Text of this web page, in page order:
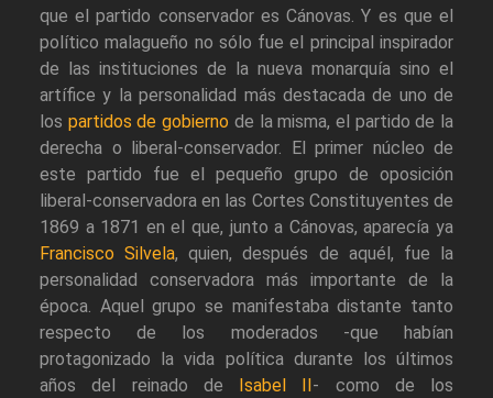
que el partido conservador es Cánovas. Y es que el
político malagueño no sólo fue el principal inspirador
de las instituciones de la nueva monarquía sino el
artífice y la personalidad más destacada de uno de
los partidos de gobierno de la misma, el partido de la
derecha o liberal-conservador. El primer núcleo de
este partido fue el pequeño grupo de oposición
liberal-conservadora en las Cortes Constituyentes de
1869 a 1871 en el que, junto a Cánovas, aparecía ya
Francisco Silvela, quien, después de aquél, fue la
personalidad conservadora más importante de la
época. Aquel grupo se manifestaba distante tanto
respecto de los moderados -que habían
protagonizado la vida política durante los últimos
años del reinado de
Isabel II - como de los